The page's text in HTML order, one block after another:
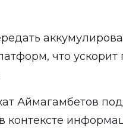
что
Аймагамбетов
контексте